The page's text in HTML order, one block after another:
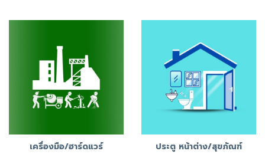
เครื่องมือ/ฮาร์ดแวร์ ประตู หน้าต่าง/สุขภัณฑ์